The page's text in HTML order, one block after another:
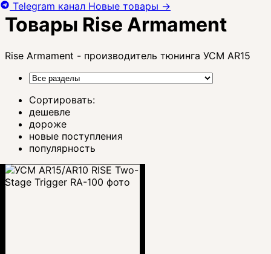
Товары Rise Armament
Rise Armament - производитель тюнинга УСМ AR15
Сортировать:
дешевле
дороже
новые поступления
популярность
Telegram канал Новые товары →